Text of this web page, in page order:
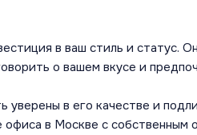
в ваш стиль и статус.
о вашем вкусе и
в его качестве и
в Москве с